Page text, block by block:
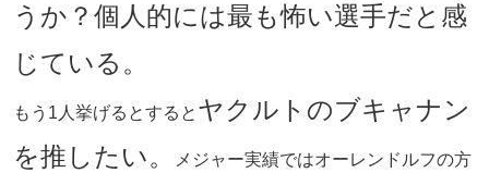
うか？個人的には最も怖い選手だと感
じている。
もう1人挙げるとすると ヤクルトのブキャナン
を推したい。
メジャー実績ではオーレンドルフの方